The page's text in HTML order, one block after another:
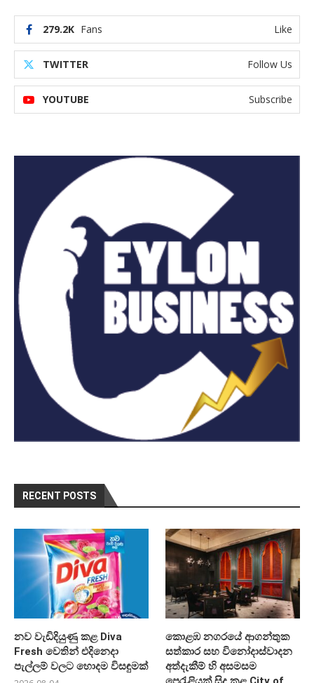
279.2K Fans Like
TWITTER Follow Us
YOUTUBE Subscribe
RECENT POSTS
නව වැඩිදියුණු කළ Diva
Fresh වෙතින් එදිනෙදා
පැල්ලම් වලට හොදම විසඳුමක්
කොළඹ නගරයේ ආගන්තුක
සත්කාර සහ විනෝදාස්වාදන
අත්දැකීම් හි අසමසම